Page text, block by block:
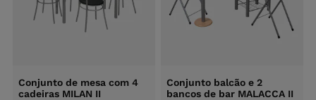
Conjunto de mesa com 4
cadeiras MILAN II
Conjunto balcão e 2
bancos de bar MALACCA II